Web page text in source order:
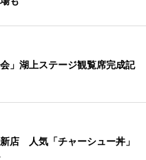
」湖上ステージ観覧席完成記
店 人気「チャーシュー丼」